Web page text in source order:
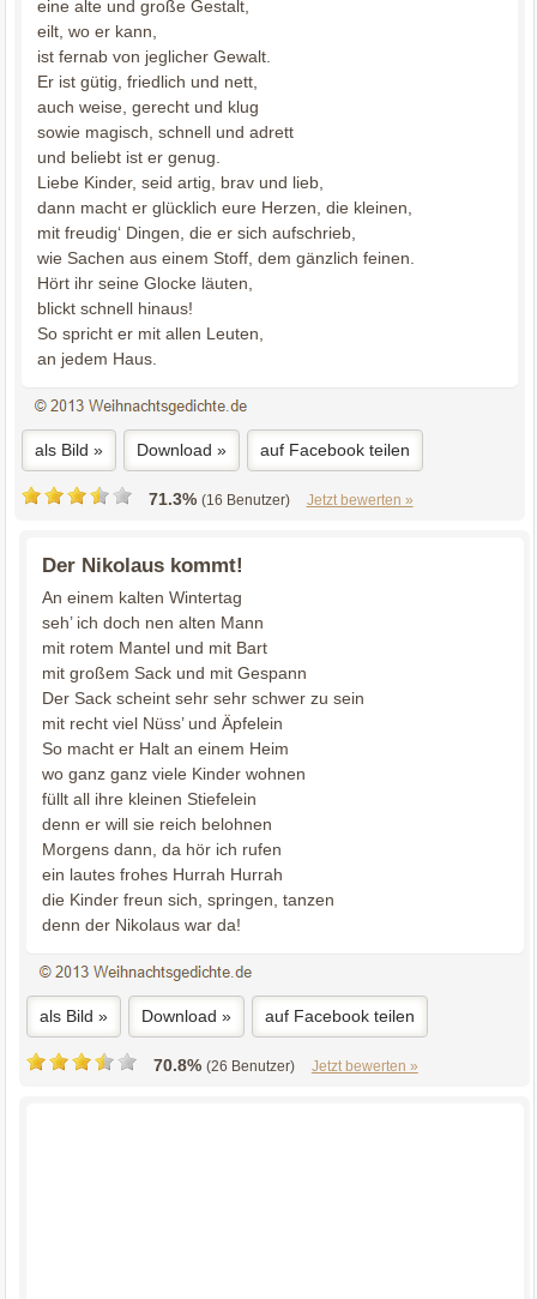
eine alte und große Gestalt,
eilt, wo er kann,
ist fernab von jeglicher Gewalt.
Er ist gütig, friedlich und nett,
auch weise, gerecht und klug
sowie magisch, schnell und adrett
und beliebt ist er genug.
Liebe Kinder, seid artig, brav und lieb,
dann macht er glücklich eure Herzen, die kleinen,
mit freudig‘ Dingen, die er sich aufschrieb,
wie Sachen aus einem Stoff, dem gänzlich feinen.
Hört ihr seine Glocke läuten,
blickt schnell hinaus!
So spricht er mit allen Leuten,
an jedem Haus.
als Bild » Download » auf Facebook teilen
71.3% (16 Benutzer) Jetzt bewerten »
Der Nikolaus kommt!
An einem kalten Wintertag
seh’ ich doch nen alten Mann
mit rotem Mantel und mit Bart
mit großem Sack und mit Gespann
Der Sack scheint sehr sehr schwer zu sein
mit recht viel Nüss’ und Äpfelein
So macht er Halt an einem Heim
wo ganz ganz viele Kinder wohnen
füllt all ihre kleinen Stiefelein
denn er will sie reich belohnen
Morgens dann, da hör ich rufen
ein lautes frohes Hurrah Hurrah
die Kinder freun sich, springen, tanzen
denn der Nikolaus war da!
als Bild » Download » auf Facebook teilen
70.8% (26 Benutzer) Jetzt bewerten »